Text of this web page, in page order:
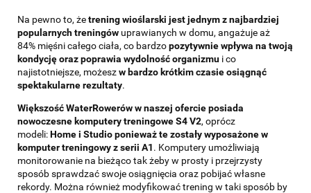
Na pewno to, żetrening wioślarski jest jednym z najbardziej
popularnych treningów uprawianych w domu, angażuje aż
84% mięśni całego ciała, co bardzopozytywnie wpływa na twoją
kondycję oraz poprawia wydolność organizmu i co
najistotniejsze, możeszw bardzo krótkim czasie osiągnąć
spektakularne rezultaty.
Większość WaterRowerów w naszej ofercie posiada
nowoczesne komputery treningowe S4 V2, oprócz
modeli:Home i Studio ponieważ te zostały wyposażone w
komputer treningowy z serii A1. Komputery umożliwiają
monitorowanie na bieżąco tak żeby w prosty i przejrzysty
sposób sprawdzać swoje osiągnięcia oraz pobijać własne
rekordy. Można również modyfikować trening w taki sposób by